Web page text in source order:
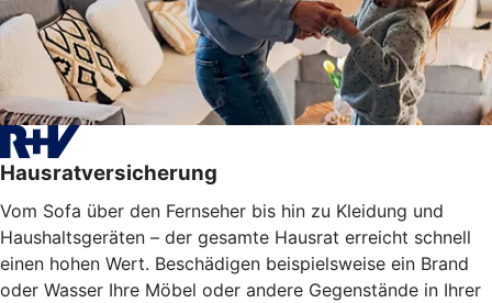
Hausratversicherung
Vom Sofa über den Fernseher bis hin zu Kleidung und
Haushaltsgeräten – der gesamte Hausrat erreicht schnell
einen hohen Wert. Beschädigen beispielsweise ein Brand
oder Wasser Ihre Möbel oder andere Gegenstände in Ihrer